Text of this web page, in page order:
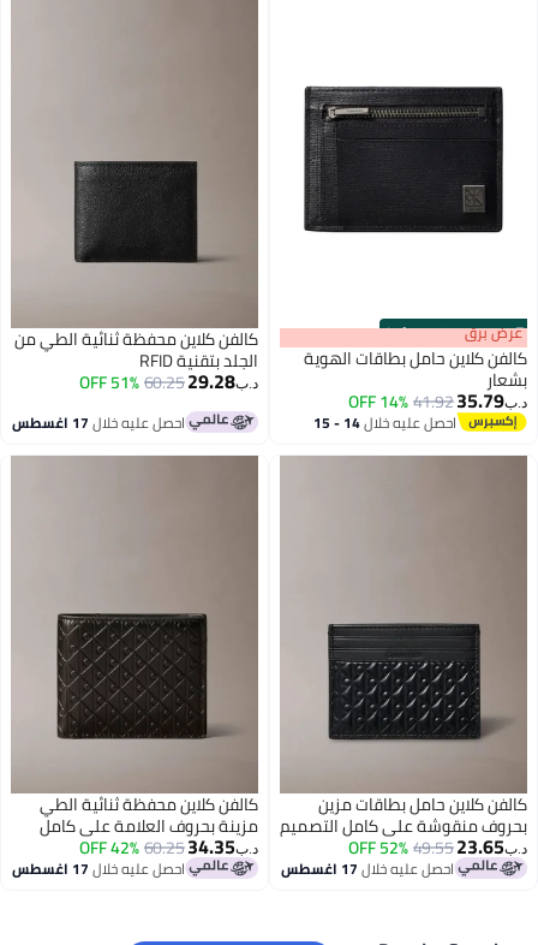
14 - 15
كالفن كلاين محفظة ثنائية الطي من
الجلد بتقنية RFID
29.28
احصل عليه خلال
كالفن كلاين محفظة ثنائية الطي
مزينة بحروف العلامة على كامل
التصميم مع جيب للعملات المعدنية
د.ب‏34.35
60.25
احصل عليه خلال